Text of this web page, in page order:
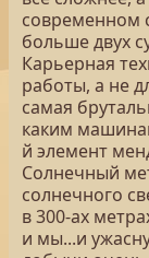
современном
больше двух
Карьерная
работы, а не
самая
каким
й элемент
Солнечный
солнечного
в 300-ах
и мы...и